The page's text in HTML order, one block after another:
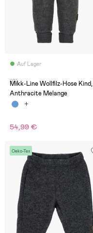
Auf Lager
(0)
Mikk-Line Wollfilz-Hose Kind,
Anthracite Melange
54,99 €
Oeko-Tex